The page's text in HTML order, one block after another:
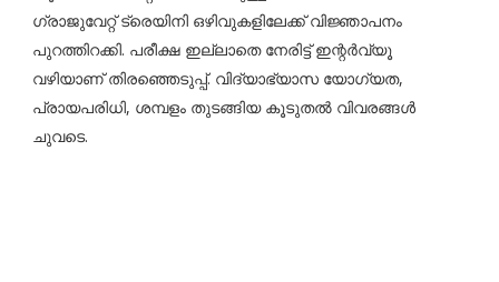
ഗ്രാജുവേറ്റ് ട്രെയിനി ഒഴിവുകളിലേക്ക് വിജ്ഞാപനം
പുറത്തിറക്കി. പരീക്ഷ ഇല്ലാതെ നേരിട്ട് ഇന്റർവ്യൂ
വഴിയാണ് തിരഞ്ഞെടുപ്പ്. വിദ്യാഭ്യാസ യോഗ്യത,
പ്രായപരിധി, ശമ്പളം തുടങ്ങിയ കൂടുതൽ വിവരങ്ങൾ
ചുവടെ.